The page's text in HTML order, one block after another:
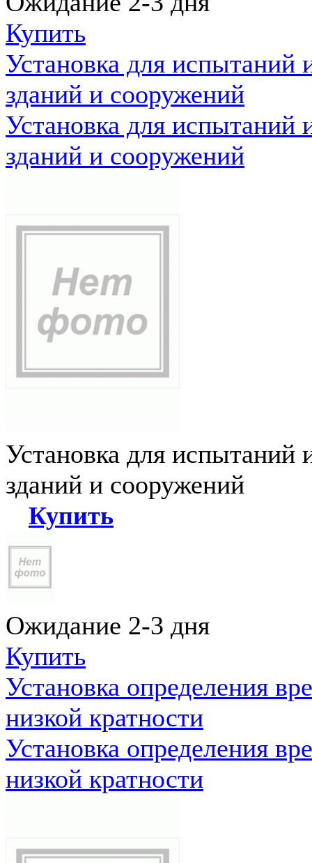
Купить
Установка для испытаний
зданий и сооружений
Установка для испытаний
зданий и сооружений
Установка для испытаний
зданий и сооружений
Купить
Ожидание 2-3 дня
Купить
Установка определения
низкой кратности
Установка определения
низкой кратности